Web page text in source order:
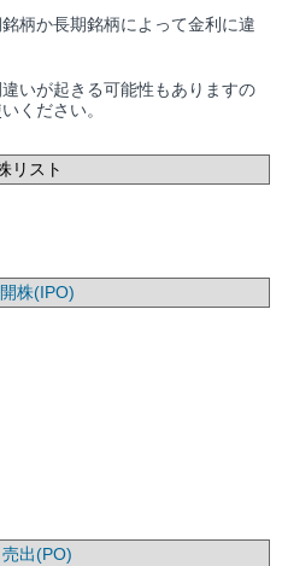
柄か長期銘柄によって金利に違
いが起きる可能性もありますの
ください。
リスト
株(IPO)
出(PO)